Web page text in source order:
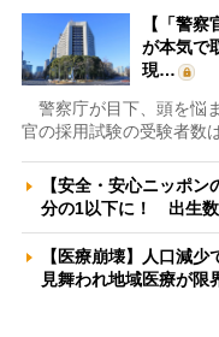
【「警
が本気で
現…
警察庁が目下、頭を悩
官の採用試験の受験者数
【安全・安心ニッポ
分の1以下に！ 出生
【医療崩壊】人口減
見舞われ地域医療が